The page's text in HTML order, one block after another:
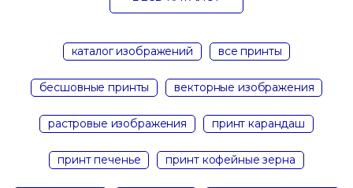
каталог изображений все принты
бесшовные принты векторные изображения
растровые изображения принт карандаш
принт печенье принт кофейные зерна